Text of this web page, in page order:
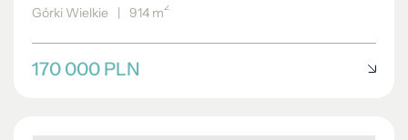
Górki Wielkie | 914 m2
170 000 PLN